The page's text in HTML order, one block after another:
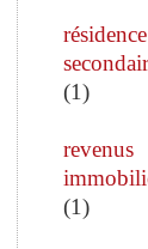
résidence
(1)
revenus
(1)